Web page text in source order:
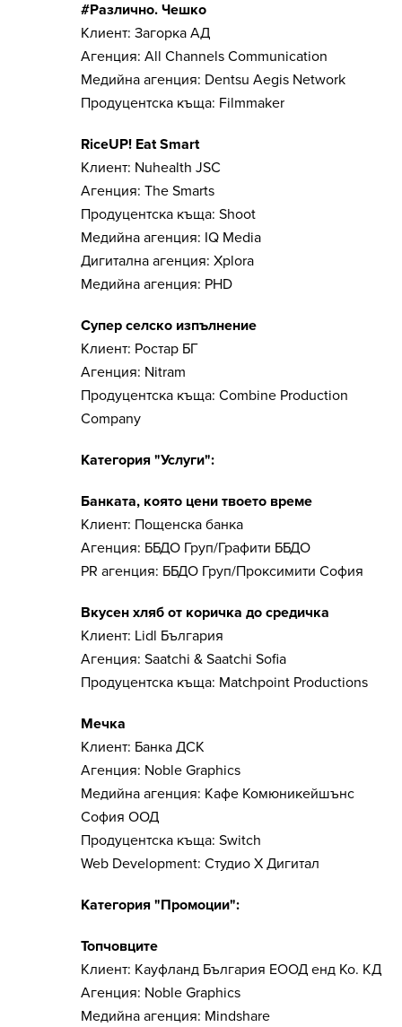
#Различно. Чешко
Клиент: Загорка АД
Агенция: All Channels Communication
Медийна агенция: Dentsu Aegis Network
Продуцентска къща: Filmmaker
RiceUP! Eat Smart
Клиент: Nuhealth JSC
Агенция: The Smarts
Продуцентска къща: Shoot
Медийна агенция: IQ Media
Дигитална агенция: Xplora
Медийна агенция: PHD
Супер селско изпълнение
Клиент: Ростар БГ
Агенция: Nitram
Продуцентска къща: Combine Production
Company
Категория "Услуги":
Банката, която цени твоето време
Клиент: Пощенска банка
Агенция: ББДО Груп/Графити ББДО
PR агенция: ББДО Груп/Проксимити София
Вкусен хляб от коричка до средичка
Клиент: Lidl България
Агенция: Saatchi & Saatchi Sofia
Продуцентска къща: Matchpoint Productions
Мечка
Клиент: Банка ДСК
Агенция: Noble Graphics
Медийна агенция: Кафе Комюникейшънс
София ООД
Продуцентска къща: Switch
Web Development: Студио Х Дигитал
Категория "Промоции":
Топчовците
Клиент: Кауфланд България ЕООД енд Ко. КД
Агенция: Noble Graphics
Медийна агенция: Mindshare